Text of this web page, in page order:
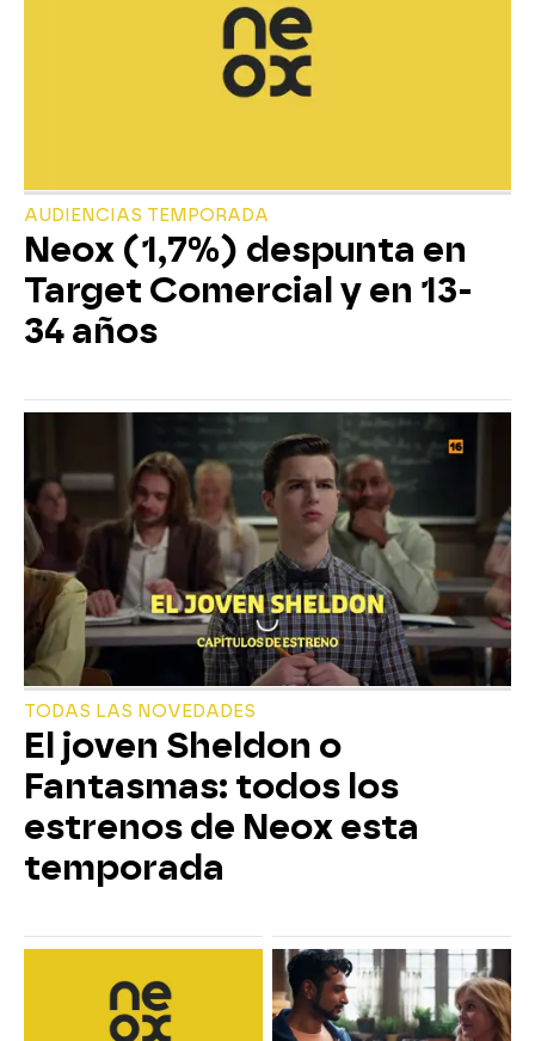
AUDIENCIAS TEMPORADA
Neox (1,7%) despunta en
Target Comercial y en 13-
34 años
TODAS LAS NOVEDADES
El joven Sheldon o
Fantasmas: todos los
estrenos de Neox esta
temporada